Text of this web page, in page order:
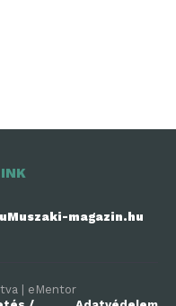
Muszaki-magazin.hu
| eMentor